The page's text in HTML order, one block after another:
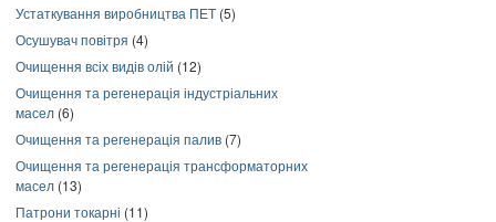
Устаткування виробництва ПЕТ (5)
Осушувач повітря (4)
Очищення всіх видів олій (12)
Очищення та регенерація індустріальних
масел (6)
Очищення та регенерація палив (7)
Очищення та регенерація трансформаторних
масел (13)
Патрони токарні (11)